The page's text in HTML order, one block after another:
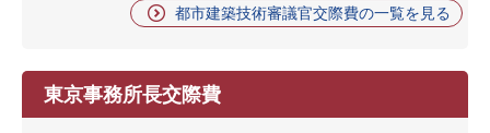
都市建築技術審議官交際費の一覧を見る
東京事務所長交際費